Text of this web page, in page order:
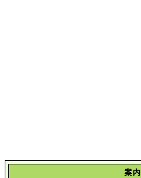
案内